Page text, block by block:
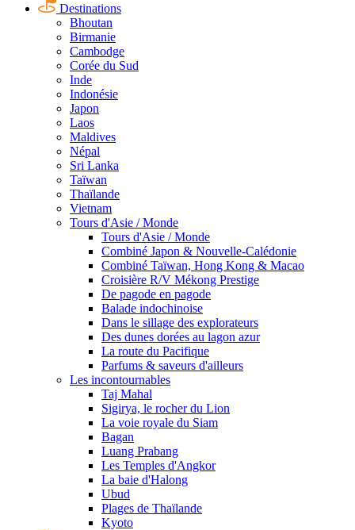
Destinations
Bhoutan
Birmanie
Cambodge
Corée du Sud
Inde
Indonésie
Japon
Laos
Maldives
Népal
Sri Lanka
Taïwan
Thaïlande
Vietnam
Tours d'Asie / Monde
Tours d'Asie / Monde
Combiné Japon & Nouvelle-Calédonie
Combiné Taïwan, Hong Kong & Macao
Croisière R/V Mékong Prestige
De pagode en pagode
Balade indochinoise
Dans le sillage des explorateurs
Des dunes dorées au lagon azur
La route du Pacifique
Parfums & saveurs d'ailleurs
Les incontournables
Taj Mahal
Sigirya, le rocher du Lion
La voie royale du Siam
Bagan
Luang Prabang
Les Temples d'Angkor
La baie d'Halong
Ubud
Plages de Thaïlande
Kyoto